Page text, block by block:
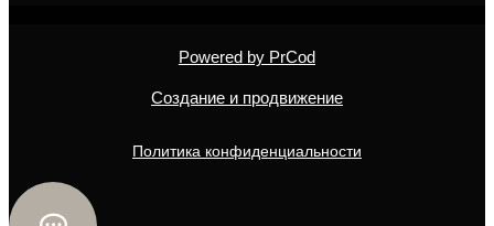
Powered by PrCod
Создание и продвижение
Политика конфиденциальности